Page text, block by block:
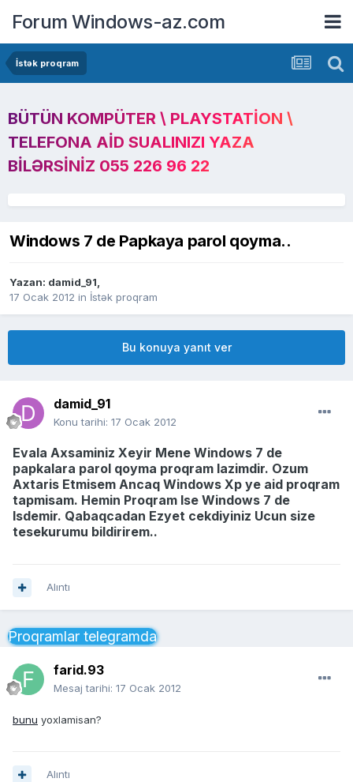
Forum Windows-az.com
İstək proqram
BÜTÜN KOMPÜTER \ PLAYSTATION \
TELEFONA AID SUALINIZI YAZA
BILƏRSINIZ 055 226 96 22
Windows 7 de Papkaya parol qoyma..
Yazan: damid_91,
17 Ocak 2012 in İstək proqram
Bu konuya yanıt ver
damid_91
Konu tarihi: 17 Ocak 2012
Evala Axsaminiz Xeyir Mene Windows 7 de
papkalara parol qoyma proqram lazimdir. Ozum
Axtaris Etmisem Ancaq Windows Xp ye aid proqram
tapmisam. Hemin Proqram Ise Windows 7 de
Isdemir. Qabaqcadan Ezyet cekdiyiniz Ucun size
tesekurumu bildirirem..
Alıntı
Proqramlar telegramda
farid.93
Mesaj tarihi: 17 Ocak 2012
bunu yoxlamisan?
Alıntı